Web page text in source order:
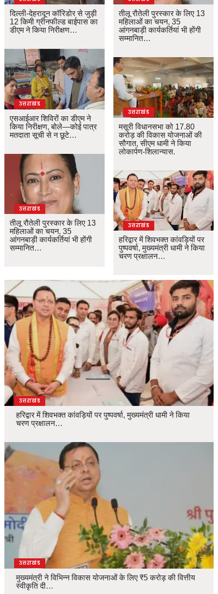
दिल्ली-देहरादून कॉरिडोर से जुड़ी
12 किमी ग्रीनफील्ड बाईपास का
डीएम ने किया निरीक्षण…
उत्तराखंड
एसआईआर शिविरों का डीएम ने
किया निरीक्षण, बोले—कोई पात्र
मतदाता सूची से न छूटे…
उत्तराखंड
तीलू रौतेली पुरस्कार के लिए 13
महिलाओं का चयन, 35
आंगनबाड़ी कार्यकर्तियां भी होंगी
सम्मानित…
तीलू रौतेली पुरस्कार के लिए 13
महिलाओं का चयन, 35
आंगनबाड़ी कार्यकर्तियां भी होंगी
सम्मानित…
उत्तराखंड
मसूरी विधानसभा को 17.80
करोड़ की विकास योजनाओं की
सौगात, सीएम धामी ने किया
लोकार्पण-शिलान्यास.
उत्तराखंड
हरिद्वार में शिवभक्त कांवड़ियों पर
पुष्पवर्षा, मुख्यमंत्री धामी ने किया
चरण प्रक्षालन…
उत्तराखंड
हरिद्वार में शिवभक्त कांवड़ियों पर पुष्पवर्षा, मुख्यमंत्री धामी ने किया
चरण प्रक्षालन…
उत्तराखंड
मुख्यमंत्री ने विभिन्न विकास योजनाओं के लिए ₹5 करोड़ की वित्तीय
स्वीकृति दी…